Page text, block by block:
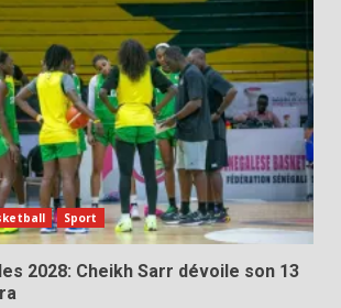
Sport
2028: Cheikh Sarr dévoile son 13